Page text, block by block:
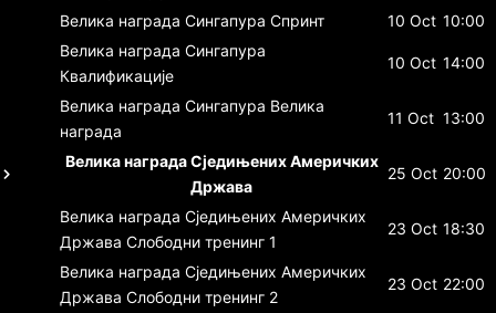
Велика награда Сингапура Спринт 10 Oct 10:00
Велика награда Сингапура
Квалификације
10 Oct 14:00
Велика награда Сингапура Велика
награда
11 Oct 13:00
Велика награда Сједињених Америчких
Држава
25 Oct 20:00
Велика награда Сједињених Америчких
Држава Слободни тренинг 1
23 Oct 18:30
Велика награда Сједињених Америчких
Држава Слободни тренинг 2
23 Oct 22:00